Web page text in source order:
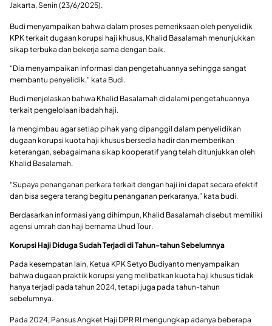
Jakarta, Senin (23/6/2025).
Budi menyampaikan bahwa dalam proses pemeriksaan oleh penyelidik
KPK terkait dugaan korupsi haji khusus, Khalid Basalamah menunjukkan
sikap terbuka dan bekerja sama dengan baik.
“Dia menyampaikan informasi dan pengetahuannya sehingga sangat
membantu penyelidik,” kata Budi.
Budi menjelaskan bahwa Khalid Basalamah didalami pengetahuannya
terkait pengelolaan ibadah haji.
Ia mengimbau agar setiap pihak yang dipanggil dalam penyelidikan
dugaan korupsi kuota haji khusus bersedia hadir dan memberikan
keterangan, sebagaimana sikap kooperatif yang telah ditunjukkan oleh
Khalid Basalamah.
“Supaya penanganan perkara terkait dengan haji ini dapat secara efektif
dan bisa segera terang begitu penanganan perkaranya,” kata budi.
Berdasarkan informasi yang dihimpun, Khalid Basalamah disebut memiliki
agensi umrah dan haji bernama Uhud Tour.
Korupsi Haji Diduga Sudah Terjadi di Tahun-tahun Sebelumnya
Pada kesempatan lain, Ketua KPK Setyo Budiyanto menyampaikan
bahwa dugaan praktik korupsi yang melibatkan kuota haji khusus tidak
hanya terjadi pada tahun 2024, tetapi juga pada tahun-tahun
sebelumnya.
Pada 2024, Pansus Angket Haji DPR RI mengungkap adanya beberapa